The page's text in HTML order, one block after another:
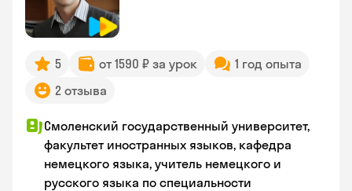
5 от 1590 ₽ за урок
1 год опыта
2 отзыва
Смоленский государственный университет,
факультет иностранных языков, кафедра
немецкого языка, учитель немецкого и
русского языка по специальности